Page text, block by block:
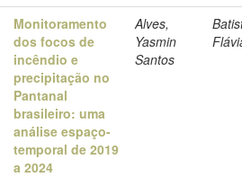
Monitoramento
dos focos de
incêndio e
precipitação no
Pantanal
brasileiro: uma
análise espaço-
temporal de 2019
a 2024
Alves,
Yasmin
Santos